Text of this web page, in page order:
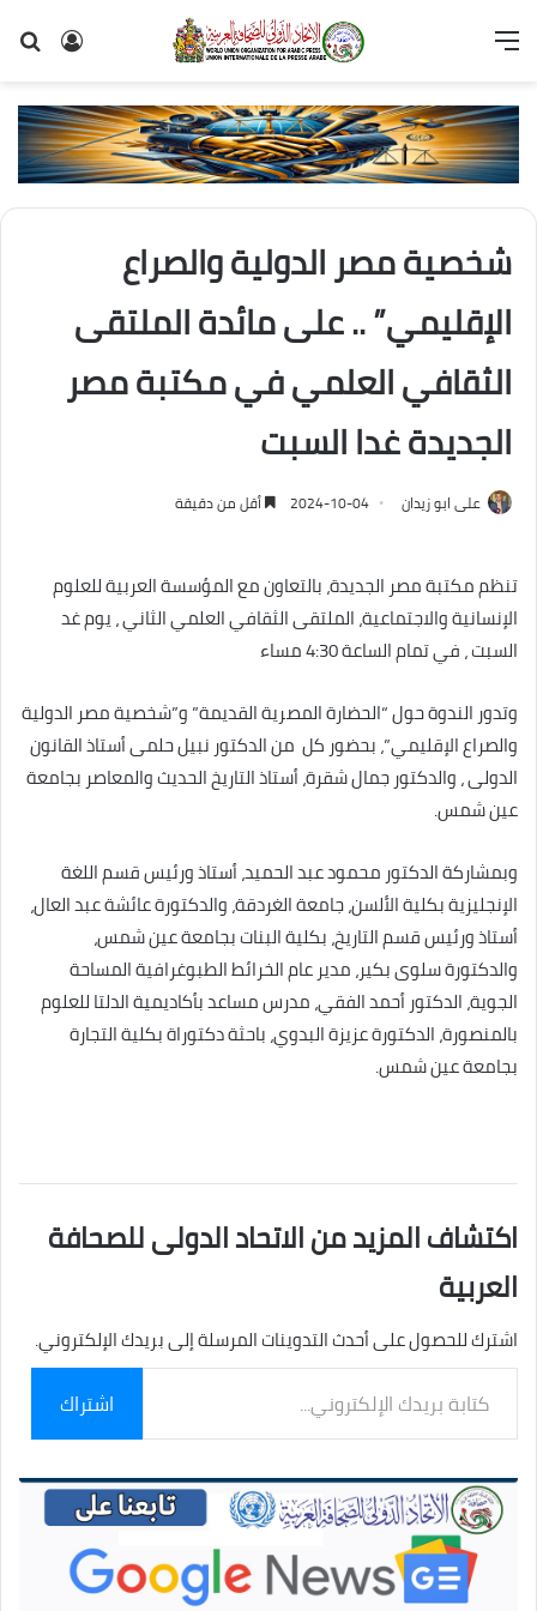
تسجيل
القائمة
شخصية مصر الدولية والصراع
الإقليمي” .. على مائدة الملتقى
الثقافي العلمي في مكتبة مصر
الجديدة غدا السبت
على ابو زيدان 2024-10-04 أقل من دقيقة
تنظم مكتبة مصر الجديدة، بالتعاون مع المؤسسة العربية للعلوم
الإنسانية والاجتماعية، الملتقى الثقافي العلمي الثاني ، يوم غد
السبت ، في تمام الساعة 4:30 مساء
وتدور الندوة حول “الحضارة المصرية القديمة” و”شخصية مصر الدولية
والصراع الإقليمي”، بحضور كل من الدكتور نبيل حلمى أستاذ القانون
الدولى ، والدكتور جمال شقرة، أستاذ التاريخ الحديث والمعاصر بجامعة
عين شمس.
وبمشاركة الدكتور محمود عبد الحميد، أستاذ ورئيس قسم اللغة
الإنجليزية بكلية الألسن، جامعة الغردقة، والدكتورة عائشة عبد العال،
أستاذ ورئيس قسم التاريخ، بكلية البنات بجامعة عين شمس،
والدكتورة سلوى بكير، مدير عام الخرائط الطبوغرافية المساحة
الجوية، الدكتور أحمد الفقي، مدرس مساعد بأكاديمية الدلتا للعلوم
بالمنصورة، الدكتورة عزيزة البدوي، باحثة دكتوراة بكلية التجارة
بجامعة عين شمس.
اكتشاف المزيد من الاتحاد الدولى للصحافة
العربية
اشترك للحصول على أحدث التدوينات المرسلة إلى بريدك الإلكتروني.
بريدك
الإلكتروني...
اشتراك